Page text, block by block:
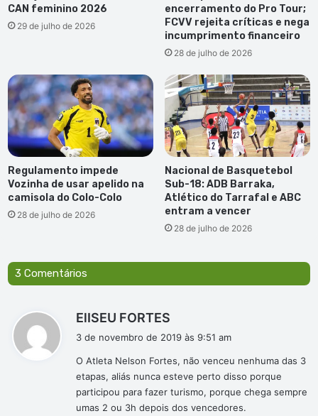
CAN feminino 2026
29 de julho de 2026
encerramento do Pro Tour;
FCVV rejeita críticas e nega
incumprimento financeiro
28 de julho de 2026
Regulamento impede
Vozinha de usar apelido na
camisola do Colo-Colo
28 de julho de 2026
Nacional de Basquetebol
Sub-18: ADB Barraka,
Atlético do Tarrafal e ABC
entram a vencer
28 de julho de 2026
3 Comentários
ElISEU FORTES
s
e
:
3 de novembro de 2019 às 9:51 am
O Atleta Nelson Fortes, não venceu nenhuma das 3
etapas, aliás nunca esteve perto disso porque
participou para fazer turismo, porque chega sempre
umas 2 ou 3h depois dos vencedores.